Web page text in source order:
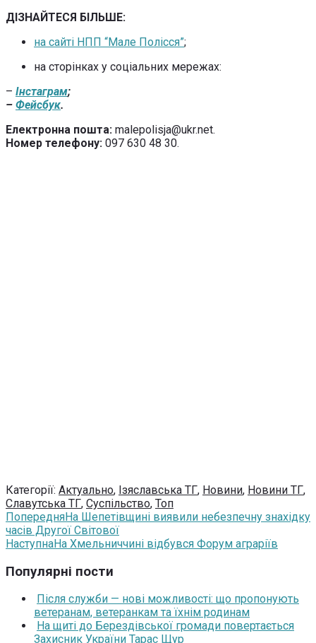
ДІЗНАЙТЕСЯ БІЛЬШЕ:
на сайті НПП “Мале Полісся”;
на сторінках у соціальних мережах:
– Інстаграм;
– Фейсбук.
Електронна пошта: malepolisja@ukr.net.
Номер телефону: 097 630 48 30.
Категорії: Актуально, Ізяславська ТГ, Новини, Новини ТГ,
Славутська ТГ, Суспільство, Топ
ПопередняНа Шепетівщині виявили небезпечну знахідку
часів Другої Світової
НаступнаНа Хмельниччині відбувся Форум аграріїв
Популярні пости
Після служби — нові можливості: що пропонують
ветеранам, ветеранкам та їхнім родинам
На щиті до Берездівської громади повертається
Захисник України Тарас Щур